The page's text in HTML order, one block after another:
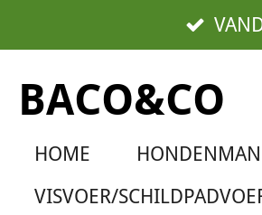
direct
naar
de
hoofdinhoud
BACO&CO
HOME
VISVOER/